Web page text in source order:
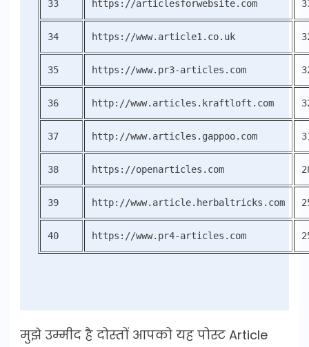
33 https://articlesforwebsite.com
34 https://www.article1.co.uk
35 https://www.pr3-articles.com
36 http://www.articles.kraftloft.com
37 http://www.articles.gappoo.com
38 https://openarticles.com
39 http://www.article.herbaltricks.com
40 https://www.pr4-articles.com
मुझे उम्मीद है दोस्तों आपको यह पोस्ट Article